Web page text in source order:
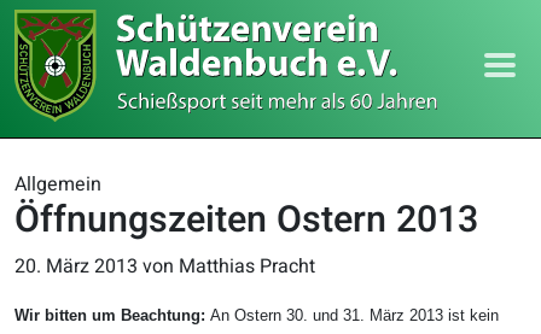
Allgemein
Öffnungszeiten Ostern 2013
20. März 2013 von Matthias Pracht
Wir bitten um Beachtung: An Ostern 30. und 31. März 2013 ist kein